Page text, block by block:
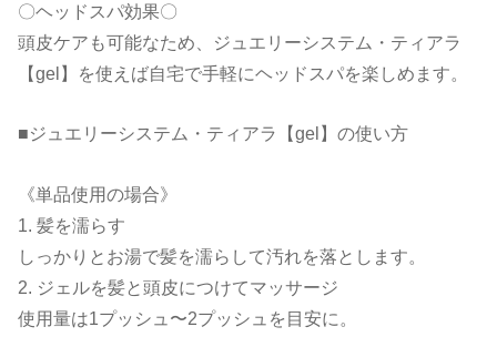
〇ヘッドスパ効果〇
頭皮ケアも可能なため、ジュエリーシステム・ティアラ
【gel】を使えば自宅で手軽にヘッドスパを楽しめます。
■ジュエリーシステム・ティアラ【gel】の使い方
《単品使用の場合》
1. 髪を濡らす
しっかりとお湯で髪を濡らして汚れを落とします。
2. ジェルを髪と頭皮につけてマッサージ
使用量は1プッシュ〜2プッシュを目安に。